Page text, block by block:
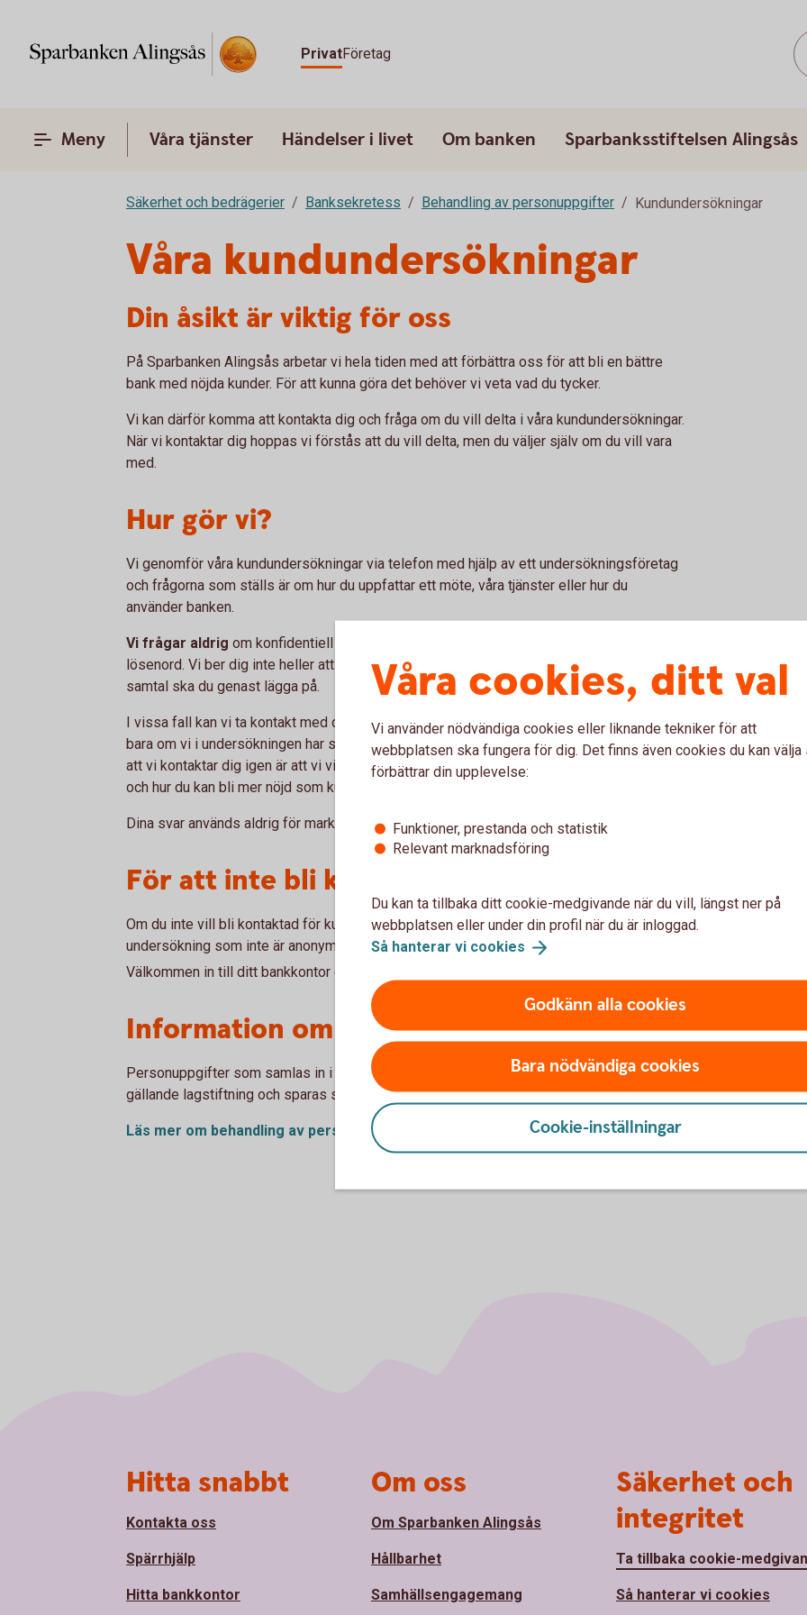
PrivatFöretag
Meny Våra tjänster Händelser i livet Om banken Sparbanksstiftelsen Alingsås
Säkerhet och bedrägerier Banksekretess Behandling av personuppgifter Kundundersökningar
Våra kundundersökningar
Din åsikt är viktig för oss
På Sparbanken Alingsås arbetar vi hela tiden med att förbättra oss för att bli en bättre
bank med nöjda kunder. För att kunna göra det behöver vi veta vad du tycker.
Vi kan därför komma att kontakta dig och fråga om du vill delta i våra kundundersökningar.
När vi kontaktar dig hoppas vi förstås att du vill delta, men du väljer själv om du vill vara
med.
Hur gör vi?
Vi genomför våra kundundersökningar via telefon med hjälp av ett undersökningsföretag
och frågorna som ställs är om hur du uppfattar ett möte, våra tjänster eller hur du
använder banken.
Vi frågar aldrig om konfidentiell information som kortnummer, kontonummer eller
lösenord. Vi ber dig inte heller att logga in i mobil eller internetbanken. Får du sådana
samtal ska du genast lägga på.
I vissa fall kan vi ta kontakt med dig för att ställa följdfrågor kring dina svar, detta sker
bara om vi i undersökningen har sagt att vi kan komma att kontakta dig. Anledningen till
att vi kontaktar dig igen är att vi vill veta mer om vad vi kan göra för att bli en bättre bank
och hur du kan bli mer nöjd som kund. Du bestämmer själv om du vill svara på frågorna.
Dina svar används aldrig för marknadsföring.
För att inte bli kontaktad eller ta bort uppgifter
Om du inte vill bli kontaktad för kundundersökningar, eller om du ångrar att du deltagit i en
undersökning som inte är anonym, kan du kontakta oss och be att vi tar bort dina svar.
Välkommen in till ditt bankkontor eller
Information om behandling av personuppgifter
Personuppgifter som samlas in i samband med kundundersökningar hanteras enligt
gällande lagstiftning och sparas som längst i två år.
Läs mer om behandling av personuppgifter
Våra cookies, ditt val
Vi använder nödvändiga cookies eller liknande tekniker för att
webbplatsen ska fungera för dig. Det finns även cookies du kan välja
förbättrar din upplevelse:
Funktioner, prestanda och statistik
Relevant marknadsföring
Du kan ta tillbaka ditt cookie-medgivande när du vill, längst ner på
webbplatsen eller under din profil när du är inloggad.
Så hanterar vi cookies
Godkänn alla cookies
Bara nödvändiga cookies
Cookie-inställningar
Hitta snabbt
Kontakta oss
Spärrhjälp
Hitta bankkontor
Om oss
Om Sparbanken Alingsås
Hållbarhet
Samhällsengagemang
Säkerhet och
integritet
Ta tillbaka cookie-
Så hanterar vi cookies